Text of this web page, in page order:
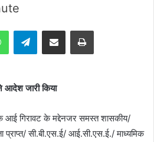
WhatsAppTelegramShare via Email Print
आदेश जारी किया
आई गिरावट के मद्देनजर समस्त शासकीय/
प्राप्त/ सी.बी.एस.ई/ आई.सी.एस.ई./ माध्यमिक